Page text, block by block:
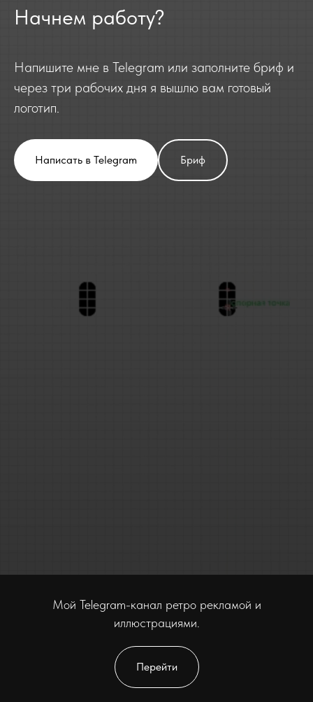
Начнем работу?
Напишите мне в Telegram или заполните бриф и
через три рабочих дня я вышлю вам готовый
логотип.
Написать в Telegram Бриф
Мой Telegram-канал ретро рекламой и
иллюстрациями.
Перейти